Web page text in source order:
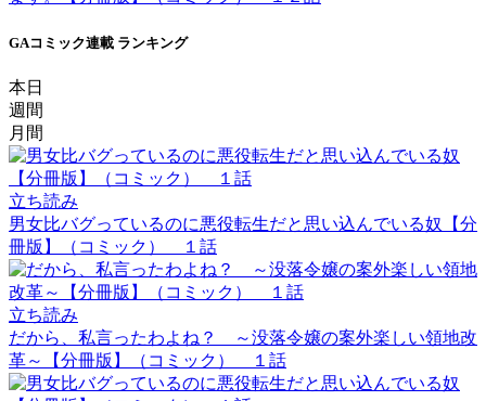
GAコミック連載 ランキング
本日
週間
月間
立ち読み
男女比バグっているのに悪役転生だと思い込んでいる奴【分
冊版】（コミック） １話
立ち読み
だから、私言ったわよね？ ～没落令嬢の案外楽しい領地改
革～【分冊版】（コミック） １話